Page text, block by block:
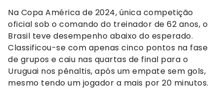
Na Copa América de 2024, única competição
oficial sob o comando do treinador de 62 anos, o
Brasil teve desempenho abaixo do esperado.
Classificou-se com apenas cinco pontos na fase
de grupos e caiu nas quartas de final para o
Uruguai nos pênaltis, após um empate sem gols,
mesmo tendo um jogador a mais por 20 minutos.